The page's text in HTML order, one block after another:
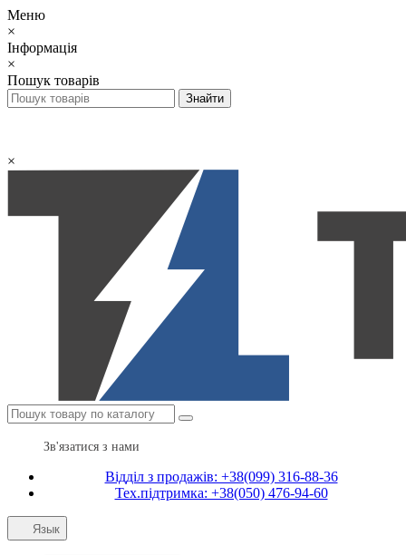
Меню
×
Інформація
×
Пошук товарів
×
Зв'язатися з нами
Відділ з продажів: +38(099) 316-88-36
Тех.підтримка: +38(050) 476-94-60
Язык